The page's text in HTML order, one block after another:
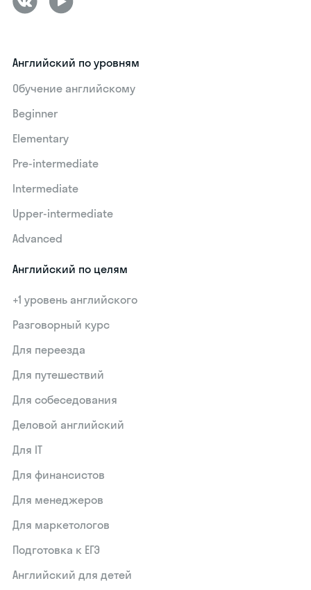
Английский по уровням
Обучение английскому
Beginner
Elementary
Pre-intermediate
Intermediate
Upper-intermediate
Advanced
Английский по целям
+1 уровень английского
Разговорный курс
Для переезда
Для путешествий
Для собеседования
Деловой английский
Для IT
Для финансистов
Для менеджеров
Для маркетологов
Подготовка к ЕГЭ
Английский для детей